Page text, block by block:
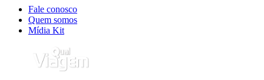
Fale conosco
Quem somos
Mídia Kit